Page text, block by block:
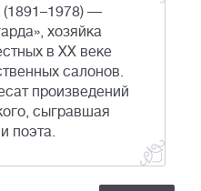
—
хозяйка
в XX веке
салонов.
произведений
сыгравшая
поэта.